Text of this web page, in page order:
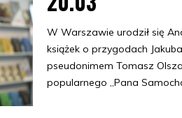
W Warszawie urodził się
książek o przygodach
pseudonimem Tomasz
popularnego „Pana